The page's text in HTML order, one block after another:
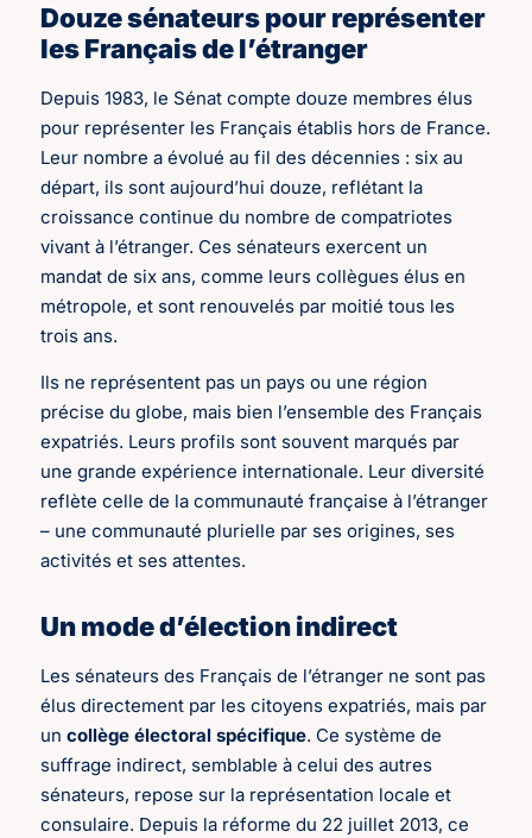
Douze sénateurs pour représenter
les Français de l’étranger
Depuis 1983, le Sénat compte douze membres élus
pour représenter les Français établis hors de France.
Leur nombre a évolué au fil des décennies : six au
départ, ils sont aujourd’hui douze, reflétant la
croissance continue du nombre de compatriotes
vivant à l’étranger. Ces sénateurs exercent un
mandat de six ans, comme leurs collègues élus en
métropole, et sont renouvelés par moitié tous les
trois ans.
Ils ne représentent pas un pays ou une région
précise du globe, mais bien l’ensemble des Français
expatriés. Leurs profils sont souvent marqués par
une grande expérience internationale. Leur diversité
reflète celle de la communauté française à l’étranger
– une communauté plurielle par ses origines, ses
activités et ses attentes.
Un mode d’élection indirect
Les sénateurs des Français de l’étranger ne sont pas
élus directement par les citoyens expatriés, mais par
uncollège électoral spécifique. Ce système de
suffrage indirect, semblable à celui des autres
sénateurs, repose sur la représentation locale et
consulaire. Depuis la réforme du 22 juillet 2013, ce